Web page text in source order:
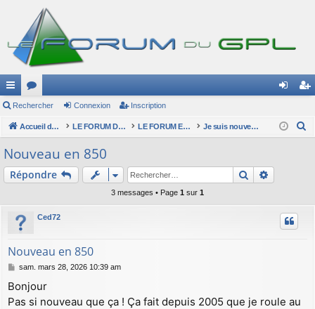
ac
co
ur
ci
or
u
s
ne cri
Rechercher Connexion Inscription
Accueil du forum LE FORUM DU GPL LE FORUM ET SES INSCRITS Je suis nouveau !
Nouveau en 850
Répondre Rechercher
3 messages • Page 1 sur 1
Ced72
Nouveau en 850
M
s
s
sam. mars 28, 2026 10:39 am
Bonjour
Pas si nouveau que ça ! Ça fait depuis 2005 que je roule au